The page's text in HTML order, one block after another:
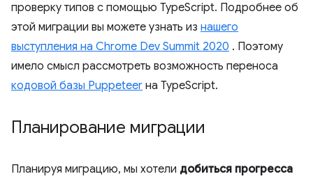
проверку типов с помощью TypeScript. Подробнее об
этой миграции вы можете узнать из нашего
выступления на Chrome Dev Summit 2020 . Поэтому
имело смысл рассмотреть возможность переноса
кодовой базы Puppeteer на TypeScript.
Планирование миграции
Планируя миграцию, мы хотели добиться прогресса